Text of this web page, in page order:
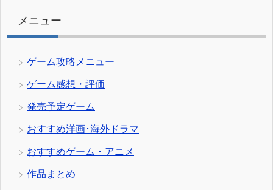
メニュー
ゲーム攻略メニュー
ゲーム感想・評価
発売予定ゲーム
おすすめ洋画･海外ドラマ
おすすめゲーム・アニメ
作品まとめ